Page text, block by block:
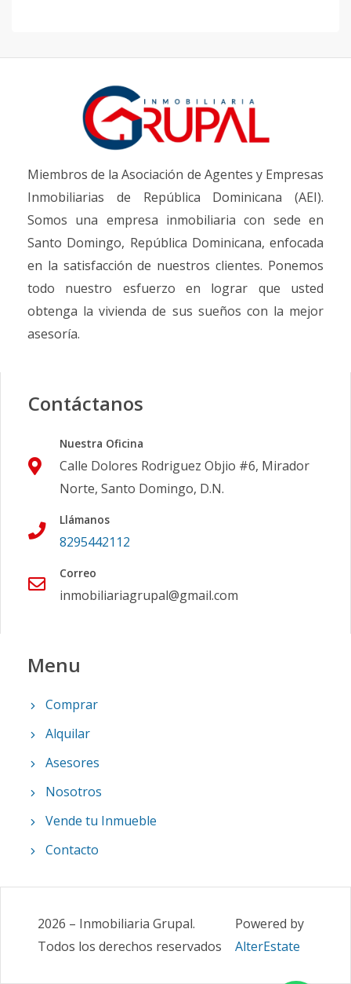
Miembros de la Asociación de Agentes y Empresas
Inmobiliarias de República Dominicana (AEI).
Somos una empresa inmobiliaria con sede en
Santo Domingo, República Dominicana, enfocada
en la satisfacción de nuestros clientes. Ponemos
todo nuestro esfuerzo en lograr que usted
obtenga la vivienda de sus sueños con la mejor
asesoría.
Contáctanos
Nuestra Oficina
Calle Dolores Rodriguez Objio #6, Mirador
Norte, Santo Domingo, D.N.
Llámanos
8295442112
Correo
inmobiliariagrupal@gmail.com
Menu
Comprar
Alquilar
Asesores
Nosotros
Vende tu Inmueble
Contacto
2026 – Inmobiliaria Grupal.
Todos los derechos reservados
Powered by
AlterEstate